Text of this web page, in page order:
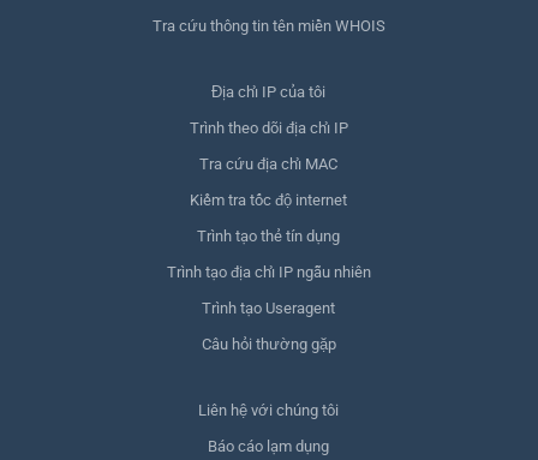
Tra cứu thông tin tên miền WHOIS
Địa chỉ IP của tôi
Trình theo dõi địa chỉ IP
Tra cứu địa chỉ MAC
Kiểm tra tốc độ internet
Trình tạo thẻ tín dụng
Trình tạo địa chỉ IP ngẫu nhiên
Trình tạo Useragent
Câu hỏi thường gặp
Liên hệ với chúng tôi
Báo cáo lạm dụng